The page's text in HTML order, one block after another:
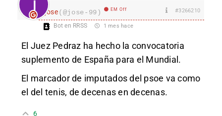
jose(@jose-99) EM Off #3266210
Bot en RRSS 1 mes hace
El Juez Pedraz ha hecho la convocatoria
suplemento de España para el Mundial.
El marcador de imputados del psoe va como
el del tenis, de decenas en decenas.
6